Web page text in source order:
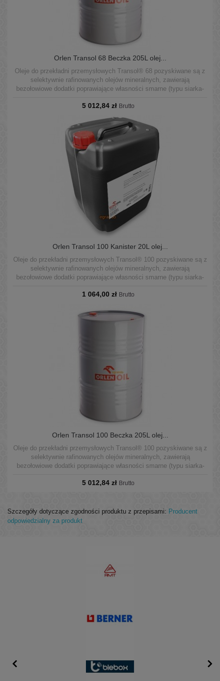
Orlen Transol 68 Beczka 205L olej...
Oleje do przekładni przemysłowych Transol® 68 pozyskiwane są z
selektywnie rafinowanych olejów mineralnych, zawierają
bezołowiowe dodatki poprawiające własności smarne (typu siarka-
podwyższającym odporność na utlenianie, przeciwpiennym,
demulgującym.
5 012,84 zł Brutto
Orlen Transol 100 Kanister 20L olej...
Oleje do przekładni przemysłowych Transol® 100 pozyskiwane są z
selektywnie rafinowanych olejów mineralnych, zawierają
bezołowiowe dodatki poprawiające własności smarne (typu siarka-
podwyższającym odporność na utlenianie, przeciwpiennym,
1 064,00 zł Brutto
Orlen Transol 100 Beczka 205L olej...
Oleje do przekładni przemysłowych Transol® 100 pozyskiwane są z
selektywnie rafinowanych olejów mineralnych, zawierają
bezołowiowe dodatki poprawiające własności smarne (typu siarka-
podwyższającym odporność na utlenianie, przeciwpiennym,
5 012,84 zł Brutto
Szczegóły dotyczące zgodności produktu z przepisami: Producent
odpowiedzialny za produkt